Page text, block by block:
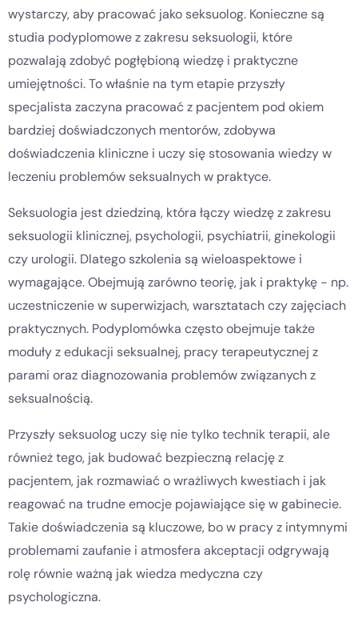
wystarczy, aby pracować jako seksuolog. Konieczne są
studia podyplomowe z zakresu seksuologii, które
pozwalają zdobyć pogłębioną wiedzę i praktyczne
umiejętności. To właśnie na tym etapie przyszły
specjalista zaczyna pracować z pacjentem pod okiem
bardziej doświadczonych mentorów, zdobywa
doświadczenia kliniczne i uczy się stosowania wiedzy w
leczeniu problemów seksualnych w praktyce.
Seksuologia jest dziedziną, która łączy wiedzę z zakresu
seksuologii klinicznej, psychologii, psychiatrii, ginekologii
czy urologii. Dlatego szkolenia są wieloaspektowe i
wymagające. Obejmują zarówno teorię, jak i praktykę - np.
uczestniczenie w superwizjach, warsztatach czy zajęciach
praktycznych. Podyplomówka często obejmuje także
moduły z edukacji seksualnej, pracy terapeutycznej z
parami oraz diagnozowania problemów związanych z
seksualnością.
Przyszły seksuolog uczy się nie tylko technik terapii, ale
również tego, jak budować bezpieczną relację z
pacjentem, jak rozmawiać o wrażliwych kwestiach i jak
reagować na trudne emocje pojawiające się w gabinecie.
Takie doświadczenia są kluczowe, bo w pracy z intymnymi
problemami zaufanie i atmosfera akceptacji odgrywają
rolę równie ważną jak wiedza medyczna czy
psychologiczna.